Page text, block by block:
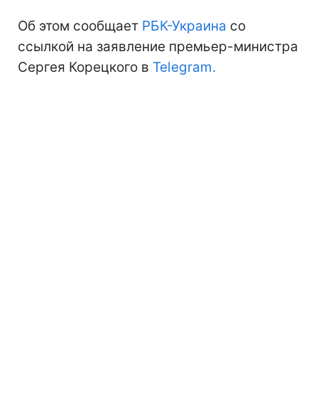
Об этом сообщает РБК-Украина со
ссылкой на заявление премьер-министра
Сергея Корецкого в Telegram.